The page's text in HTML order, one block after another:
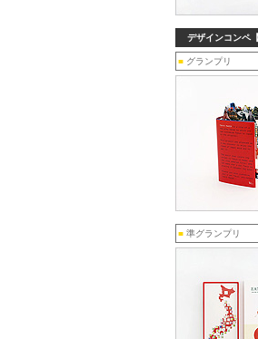
デザインコンペ
■ グランプリ
■ 準グランプリ